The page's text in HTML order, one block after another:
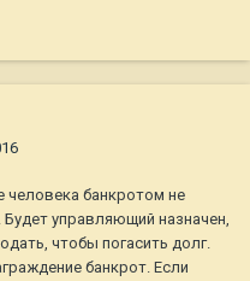
человека банкротом не
управляющий назначен,
чтобы погасить долг.
банкрот. Если